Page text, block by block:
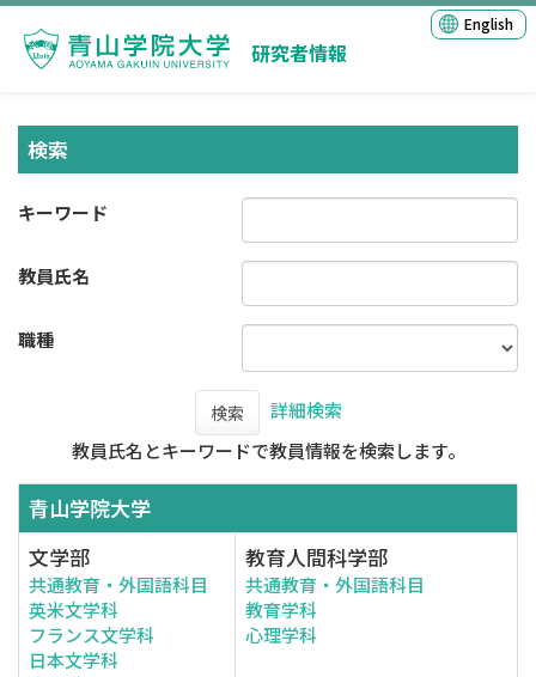
研究者情報
English
検索
キーワード
教員氏名
職種
検索
詳細検索
教員氏名とキーワードで教員情報を検索します。
青山学院大学
文学部
共通教育・外国語科目
英米文学科
フランス文学科
日本文学科
教育人間科学部
共通教育・外国語科目
教育学科
心理学科